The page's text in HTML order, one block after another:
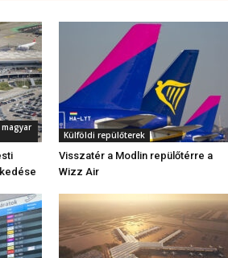
Külföldi repülőterek
Visszatér a Modlin repülőtérre a
Wizz Air